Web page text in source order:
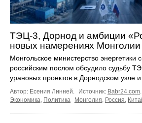
ТЭЦ-3, Дорнод и амбиции
новых намерениях Монголии
Монгольское министерство энергетики
российским послом обсудило судьбу
урановых проектов в Дорнодском узле и
Автор: Есения Линней. Источник: Babr24.com
Экономика Политика Монголия Россия